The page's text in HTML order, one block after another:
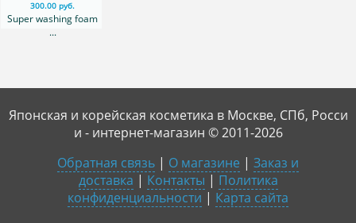
300.00 руб.
Super washing foam
...
Японская и корейская косметика в Москве, СПб, Росси
и - интернет-магазин © 2011-2026
Обратная связь | О магазине | Заказ и
доставка | Контакты | Политика
конфиденциальности | Карта сайта